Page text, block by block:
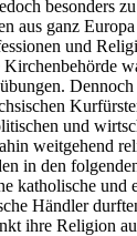
besonders
aus ganz
und
und
weitgehend
in den
katholische und
Händler
ihre Religion